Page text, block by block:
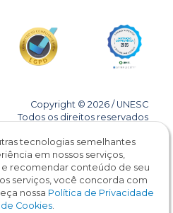
Copyright © 2026 / UNESC
Todos os direitos reservados
tecnologias semelhantes
em nossos serviços,
recomendar conteúdo de seu
serviços, você concorda com
nossa Política de Privacidade
Cookies.